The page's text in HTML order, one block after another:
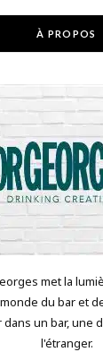
À PROPOS
met la
du bar et
un bar, une
l'étranger.